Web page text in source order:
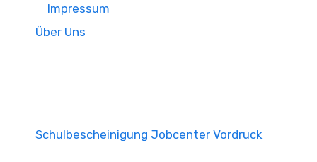
Impressum
Über Uns
Schulbescheinigung Jobcenter Vordruck